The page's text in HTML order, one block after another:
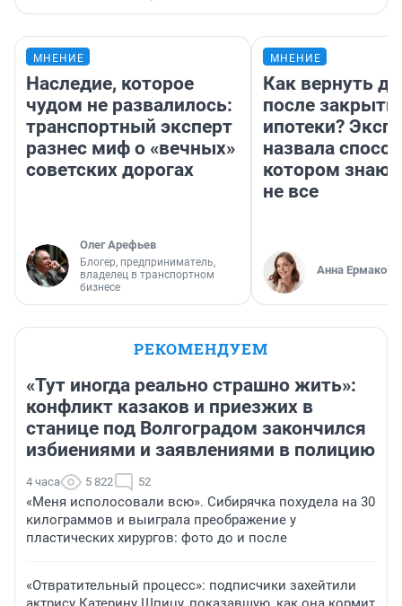
МНЕНИЕ
Наследие, которое
чудом не развалилось:
транспортный эксперт
разнес миф о «вечных»
советских дорогах
Олег Арефьев
Блогер, предприниматель,
владелец в транспортном
бизнесе
МНЕНИЕ
Как вернуть
после
ипотеки?
назвала
котором
не все
Анна Ермакова
РЕКОМЕНДУЕМ
«Тут иногда реально страшно жить»:
конфликт казаков и приезжих в
станице под Волгоградом закончился
избиениями и заявлениями в полицию
4 часа 5 822 52
«Меня исполосовали всю». Сибирячка похудела на 30
килограммов и выиграла преображение у
пластических хирургов: фото до и после
«Отвратительный процесс»: подписчики захейтили